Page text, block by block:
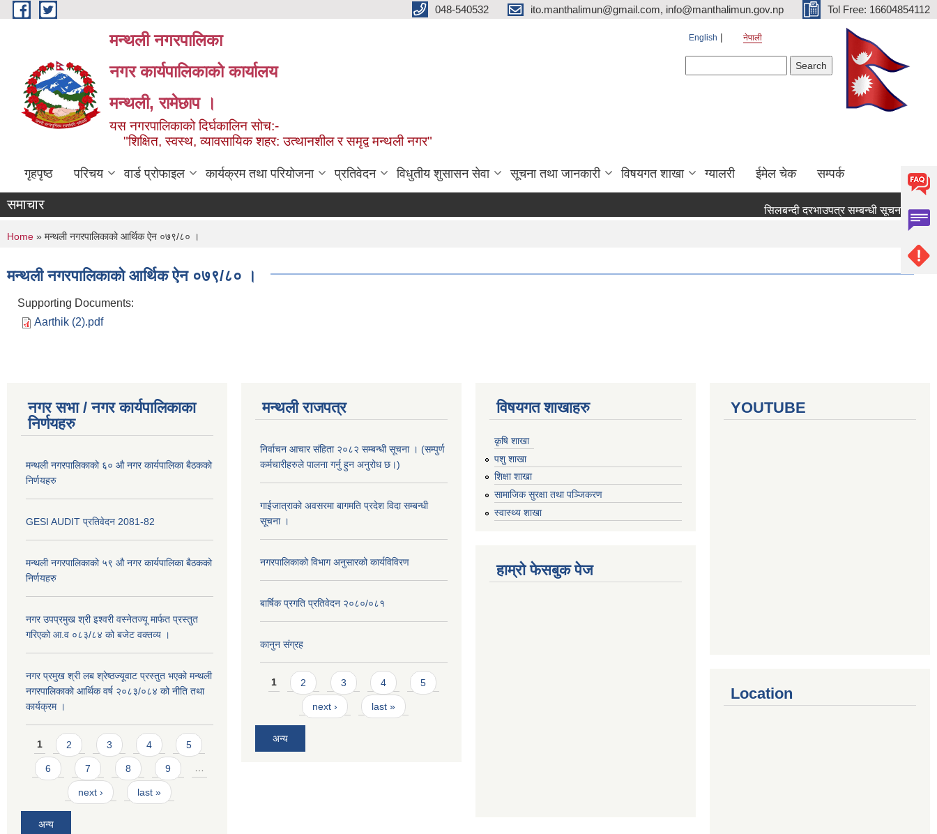
Skip to main content 048-540532 ito.manthalimun@gmail.com, info@manthalimun.gov.np Tol Free: 16604854112
मन्थली नगरपालिका
नगर कार्यपालिकाको कार्यालय
मन्थली, रामेछाप ।
यस नगरपालिकाको दिर्घकालिन सोच:-
"शिक्षित, स्वस्थ, व्यावसायिक शहर: उत्थानशील र समृद्व मन्थली नगर"
English नेपाली
गृहपृष्ठ परिचय वार्ड प्रोफाइल कार्यक्रम तथा परियोजना प्रतिवेदन विधुतीय शुसासन सेवा सूचना तथा जानकारी विषयगत शाखा ग्यालरी ईमेल चेक सम्पर्क
समाचार सिलबन्दी दरभाउपत्र सम्बन्धी सूचना ।
You are here
Home » मन्थली नगरपालिकाको आर्थिक ऐन ०७९/८० ।
मन्थली नगरपालिकाको आर्थिक ऐन ०७९/८० ।
Supporting Documents:
Aarthik (2).pdf
नगर सभा / नगर कार्यपालिकाका
निर्णयहरु
मन्थली नगरपालिकाको ६० औ नगर कार्यपालिका बैठकको
निर्णयहरु
GESI AUDIT प्रतिवेदन 2081-82
मन्थली नगरपालिकाको ५९ औ नगर कार्यपालिका बैठकको
निर्णयहरु
नगर उपप्रमुख श्री इश्वरी वस्नेतज्यू मार्फत प्रस्तुत
गरिएको आ.व ०८३/८४ को बजेट वक्तव्य ।
नगर प्रमुख श्री लब श्रेष्ठज्यूवाट प्रस्तुत भएको मन्थली
नगरपालिकाको आर्थिक वर्ष २०८३/०८४ को नीति तथा
कार्यक्रम ।
Pages
1 2 3 4 5
6 7 8 9 …
next › last »
अन्य
मन्थली राजपत्र
निर्वाचन आचार संहिता २०८२ सम्बन्धी सूचना । (सम्पुर्ण
कर्मचारीहरुले पालना गर्नु हुन अनुरोध छ।)
गाईजात्राको अवसरमा बागमति प्रदेश विदा सम्बन्धी
सूचना ।
नगरपालिकाको विभाग अनुसारको कार्यविविरण
बार्षिक प्रगति प्रतिवेदन २०८०/०८१
कानुन संग्रह
Pages
1 2 3 4 5
next › last »
अन्य
विषयगत शाखाहरु
कृषि शाखा
पशु शाखा
शिक्षा शाखा
सामाजिक सुरक्षा तथा पञ्जिकरण
स्वास्थ्य शाखा
हाम्रो फेसबुक पेज
YOUTUBE
Location